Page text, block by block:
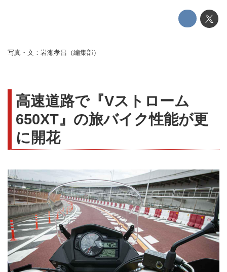
写真・文：岩瀬孝昌（編集部）
高速道路で『Vストローム
650XT』の旅バイク性能が更
に開花